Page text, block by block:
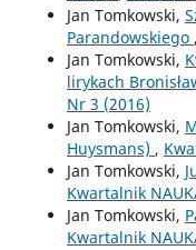
Jan Tomkowski,
Parandowskiego ,
Jan Tomkowski,
lirykach
Nr 3 (2016)
Jan Tomkowski,
Huysmans) ,
Jan Tomkowski,
Kwartalnik
Jan Tomkowski,
Kwartalnik